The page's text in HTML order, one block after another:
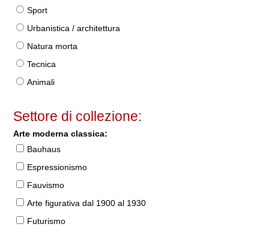
Sport
Urbanistica / architettura
Natura morta
Tecnica
Animali
Settore di collezione:
Arte moderna classica:
Bauhaus
Espressionismo
Fauvismo
Arte figurativa dal 1900 al 1930
Futurismo